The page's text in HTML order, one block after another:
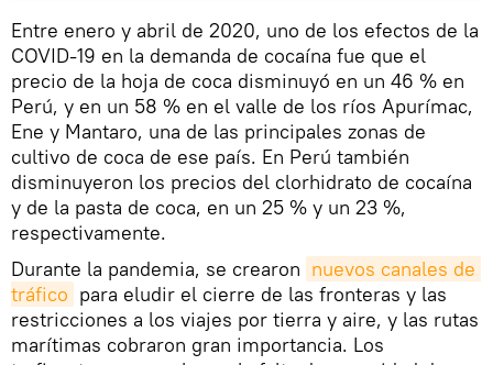
Entre enero y abril de 2020, uno de los efectos de la
COVID-19 en la demanda de cocaína fue que el
precio de la hoja de coca disminuyó en un 46 % en
Perú, y en un 58 % en el valle de los ríos Apurímac,
Ene y Mantaro, una de las principales zonas de
cultivo de coca de ese país. En Perú también
disminuyeron los precios del clorhidrato de cocaína
y de la pasta de coca, en un 25 % y un 23 %,
respectivamente.
Durante la pandemia, se crearon nuevos canales de
tráfico para eludir el cierre de las fronteras y las
restricciones a los viajes por tierra y aire, y las rutas
marítimas cobraron gran importancia. Los